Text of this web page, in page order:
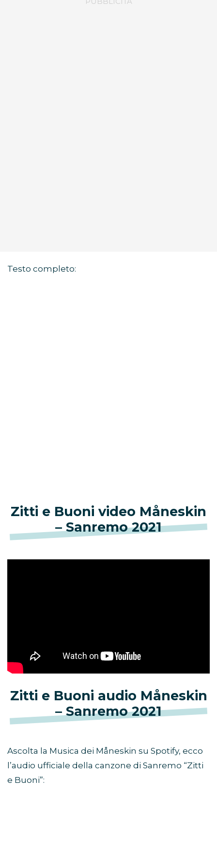
Testo completo:
Zitti e Buoni video Måneskin
– Sanremo 2021
Zitti e Buoni audio Måneskin
– Sanremo 2021
Ascolta la Musica dei Måneskin su Spotify, ecco
l’audio ufficiale della canzone di Sanremo “Zitti
e Buoni”: